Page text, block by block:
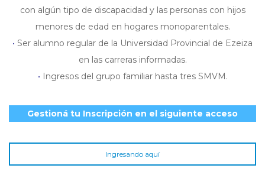
con algún tipo de discapacidad y las personas con hijos
menores de edad en hogares monoparentales.
• Ser alumno regular de la Universidad Provincial de Ezeiza
en las carreras informadas.
• Ingresos del grupo familiar hasta tres SMVM.
Gestioná tu Inscripción en el siguiente acceso
Ingresando aquí